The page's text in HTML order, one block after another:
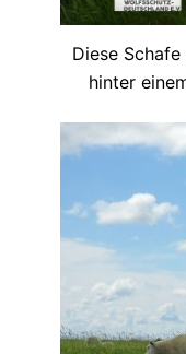
Diese
hinter